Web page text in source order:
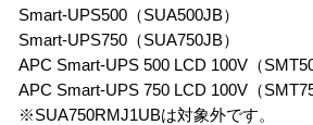
Smart-UPS500（SUA500JB）
Smart-UPS750（SUA750JB）
APC Smart-UPS 500 LCD 100V（
APC Smart-UPS 750 LCD 100V（
※SUA750RMJ1UBは対象外です。